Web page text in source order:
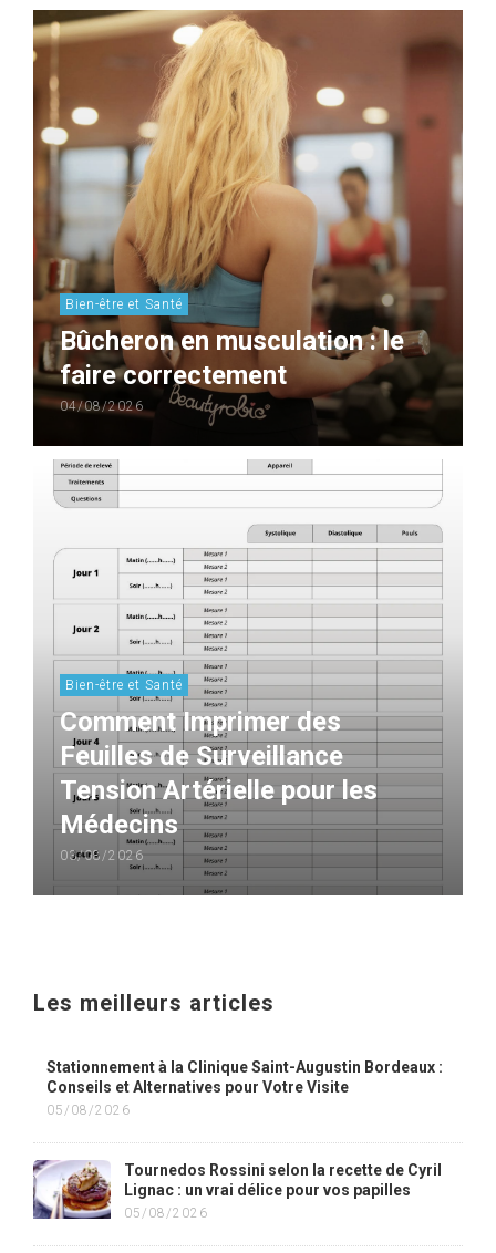
Bien-être et Santé
Bûcheron en musculation : le
faire correctement
04/08/2026
Bien-être et Santé
Comment Imprimer des
Feuilles de Surveillance
Tension Artérielle pour les
Médecins
03/08/2026
Les meilleurs articles
Stationnement à la Clinique Saint-Augustin Bordeaux :
Conseils et Alternatives pour Votre Visite
05/08/2026
Tournedos Rossini selon la recette de Cyril
Lignac : un vrai délice pour vos papilles
05/08/2026